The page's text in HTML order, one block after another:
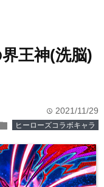
王神(洗脳)
time 2021/11/29
ヒーローズコラボキャラ